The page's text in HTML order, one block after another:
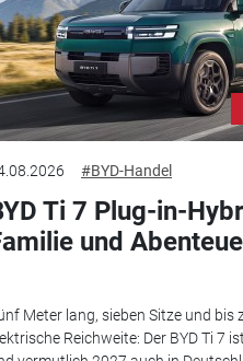
#BYD-Handel
Ti 7 Plug-in-
und
Meter lang, sieben Sitze und bis
Reichweite: Der BYD Ti 7